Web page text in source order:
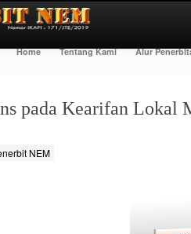
Home Tentang Kami Alur
pada Kearifan Lokal
NEM